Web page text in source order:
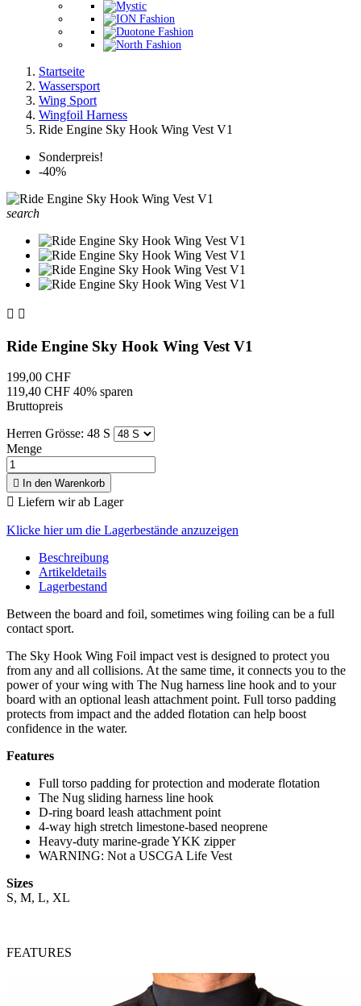
Startseite
Wassersport
Wing Sport
Wingfoil Harness
Ride Engine Sky Hook Wing Vest V1
Sonderpreis!
-40%
search
 
Ride Engine Sky Hook Wing Vest V1
199,00 CHF
119,40 CHF 40% sparen
Bruttopreis
Herren Grösse: 48 S
Menge
 In den Warenkorb
 Liefern wir ab Lager
Klicke hier um die Lagerbestände anzuzeigen
Beschreibung
Artikeldetails
Lagerbestand
Between the board and foil, sometimes wing foiling can be a full
contact sport.
The Sky Hook Wing Foil impact vest is designed to protect you
from any and all collisions. At the same time, it connects you to the
power of your wing with The Nug harness line hook and to your
board with an optional leash attachment point. Full torso padding
protects from impact and the added flotation can help boost
confidence in the water.
Features
Full torso padding for protection and moderate flotation
The Nug sliding harness line hook
D-ring board leash attachment point
4-way high stretch limestone-based neoprene
Heavy-duty marine-grade YKK zipper
WARNING: Not a USCGA Life Vest
Sizes
S, M, L, XL
FEATURES